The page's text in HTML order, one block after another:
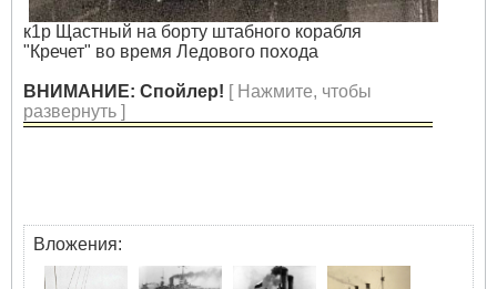
к1р Щастный на борту штабного корабля
"Кречет" во время Ледового похода
ВНИМАНИЕ: Спойлер!
[ Нажмите, чтобы
развернуть ]
Вложения: